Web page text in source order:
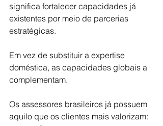
significa fortalecer capacidades já
existentes por meio de parcerias
estratégicas.
Em vez de substituir a expertise
doméstica, as capacidades globais a
complementam.
Os assessores brasileiros já possuem
aquilo que os clientes mais valorizam: